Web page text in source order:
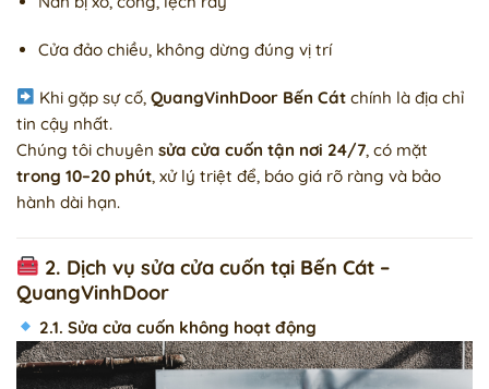
Cửa đảo chiều, không dừng đúng vị trí
Khi gặp sự cố,QuangVinhDoor Bến Cát chính là địa chỉ
tin cậy nhất.
Chúng tôi chuyên sửa cửa cuốn tận nơi 24/7, có mặt
trong 10–20 phút, xử lý triệt để, báo giá rõ ràng và bảo
hành dài hạn.
2. Dịch vụ sửa cửa cuốn tại Bến Cát –
QuangVinhDoor
2.1. Sửa cửa cuốn không hoạt động